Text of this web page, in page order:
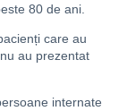
80 de ani.
care au
au prezentat
internate